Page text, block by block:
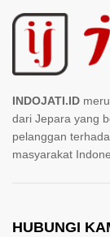
INDOJATI.ID
dari Jepara yang
pelanggan
masyarakat
HUBUNGI